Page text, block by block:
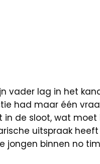
vader lag in het
had maar één
in de sloot, wat moet
uitspraak
jongen binnen no